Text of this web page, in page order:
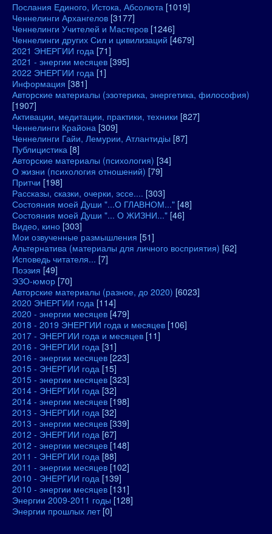
Послания Единого, Истока, Абсолюта [1019]
Ченнелинги Архангелов [3177]
Ченнелинги Учителей и Мастеров [1246]
Ченнелинги других Сил и цивилизаций [4679]
2021 ЭНЕРГИИ года [71]
2021 - энергии месяцев [395]
2022 ЭНЕРГИИ года [1]
Информация [381]
Авторские материалы (эзотерика, энергетика, философия)
[1907]
Активации, медитации, практики, техники [827]
Ченнелинги Крайона [309]
Ченнелинги Гайи, Лемурии, Атлантидіы [87]
Публицистика [8]
Авторские материалы (психология) [34]
О жизни (психология отношений) [79]
Притчи [198]
Рассказы, сказки, очерки, эссе.... [303]
Состояния моей Души "...О ГЛАВНОМ..." [48]
Состояния моей Души "... О ЖИЗНИ..." [46]
Видео, кино [303]
Мои озвученные размышления [51]
Альтернатива (материалы для личного восприятия) [62]
Исповедь читателя... [7]
Поэзия [49]
ЭЗО-юмор [70]
Авторские материалы (разное, до 2020) [6023]
2020 ЭНЕРГИИ года [114]
2020 - энергии месяцев [479]
2018 - 2019 ЭНЕРГИИ года и месяцев [106]
2017 - ЭНЕРГИИ года и месяцев [11]
2016 - ЭНЕРГИИ года [31]
2016 - энергии месяцев [223]
2015 - ЭНЕРГИИ года [15]
2015 - энергии месяцев [323]
2014 - ЭНЕРГИИ года [32]
2014 - энергии месяцев [198]
2013 - ЭНЕРГИИ года [32]
2013 - энергии месяцев [339]
2012 - ЭНЕРГИИ года [67]
2012 - энергии месяцев [148]
2011 - ЭНЕРГИИ года [88]
2011 - энергии месяцев [102]
2010 - ЭНЕРГИИ года [139]
2010 - энергии месяцев [131]
Энергии 2009-2011 годы [128]
Энергии прошлых лет [0]